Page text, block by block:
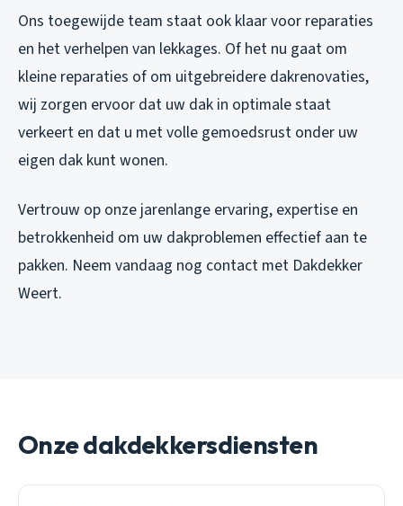
Ons toegewijde team staat ook klaar voor reparaties
en het verhelpen van lekkages. Of het nu gaat om
kleine reparaties of om uitgebreidere dakrenovaties,
wij zorgen ervoor dat uw dak in optimale staat
verkeert en dat u met volle gemoedsrust onder uw
eigen dak kunt wonen.
Vertrouw op onze jarenlange ervaring, expertise en
betrokkenheid om uw dakproblemen effectief aan te
pakken. Neem vandaag nog contact met Dakdekker
Weert.
Onze dakdekkersdiensten